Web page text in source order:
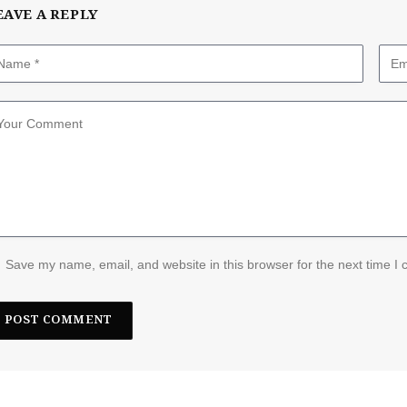
A REPLY
Save my name, email, and website in this browser for the next time I